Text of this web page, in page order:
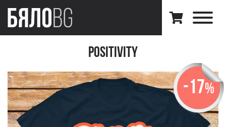
Positivity
-17%